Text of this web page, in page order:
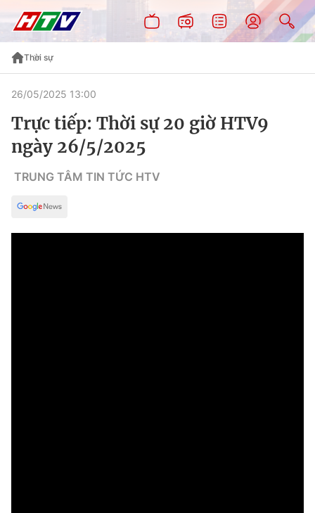
Thời sự
26/05/2025 13:00
Trực tiếp: Thời sự 20 giờ HTV9
ngày 26/5/2025
TRUNG TÂM TIN TỨC HTV